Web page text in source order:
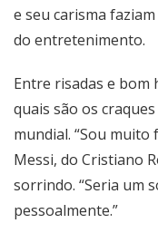
e seu carisma
do entretenimento.
Entre risadas e bom
quais são os
mundial. “Sou
Messi, do Cristiano
sorrindo. “Seria um
pessoalmente.”